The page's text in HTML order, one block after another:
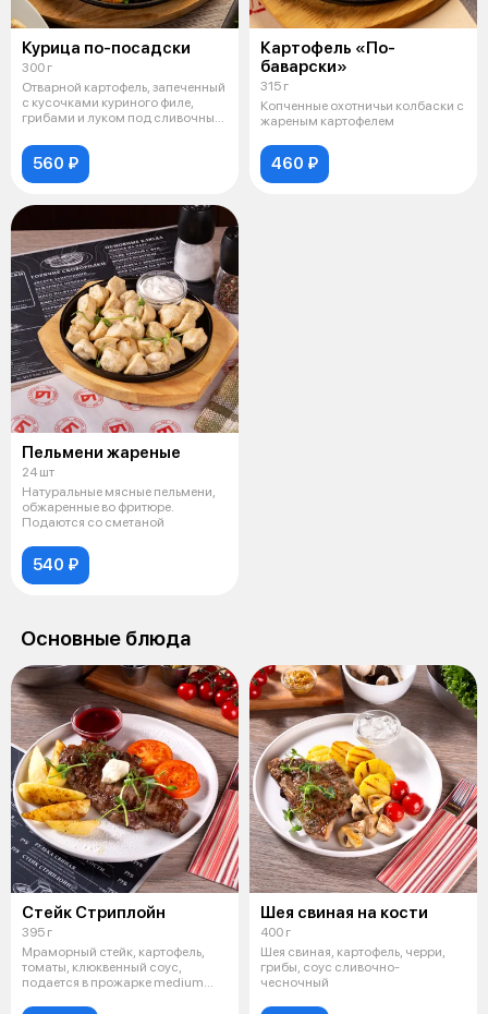
Курица по-посадски
300 г
Отварной картофель, запеченный
с кусочками куриного филе,
грибами и луком под сливочным
560 ₽
Картофель «По-
баварски»
315 г
Копченные охотничьи колбаски с
жареным картофелем
460 ₽
Пельмени жареные
24 шт
Натуральные мясные пельмени,
обжаренные во фритюре.
Подаются со сметаной
540 ₽
Основные блюда
Стейк Стриплойн
395 г
Мраморный стейк, картофель,
томаты, клюквенный соус,
подается в прожарке medium
Шея свиная на кости
400 г
Шея свиная, картофель, черри,
грибы, соус сливочно-
чесночный